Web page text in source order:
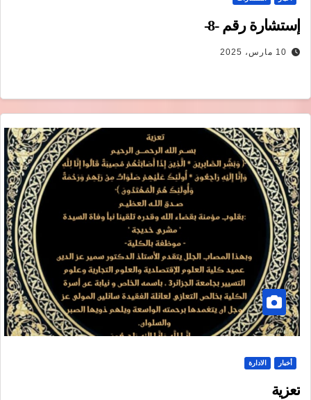
إستشارة رقم -8-
10 مارس، 2025
أخبار الادارة
تعزية